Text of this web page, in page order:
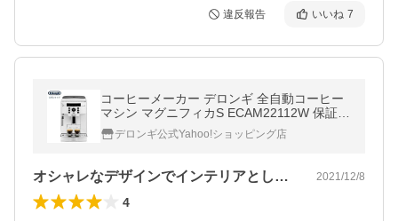
違反報告 いいね 7
コーヒーメーカー デロンギ 全自動コーヒー
マシン マグニフィカS ECAM22112W 保証期
間最大3年 delonghi 豆から挽く エスプレッ
ソ デロンギ公式Yahoo!ショッピング店
オシャレなデザインでインテリアとしても… 2021/12/8
4